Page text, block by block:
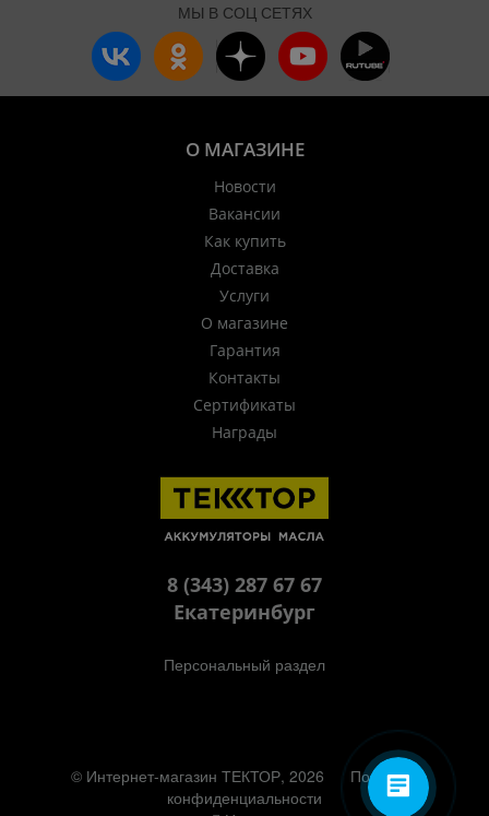
МЫ В СОЦ СЕТЯХ
О МАГАЗИНЕ
Новости
Вакансии
Как купить
Доставка
Услуги
О магазине
Гарантия
Контакты
Сертификаты
Награды
8 (343) 287 67 67
Екатеринбург
Персональный раздел
© Интернет-магазин ТЕКТОР, 2026
Политика
конфиденциальности